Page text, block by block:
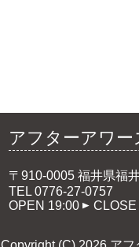
アフターアワ
〒910-0005 福井県福
TEL 0776-27-0757
OPEN 19:00
CLOSE